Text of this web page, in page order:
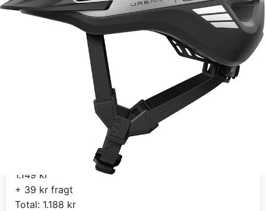
+ fri fragt
Total:1.149kr
Leveringstid:1-3 dage
Abus Hjelm Urban-I 4.0 ACE m. LED Signal Silver
1.149 kr
+ 39 kr fragt
Total: 1.188 kr